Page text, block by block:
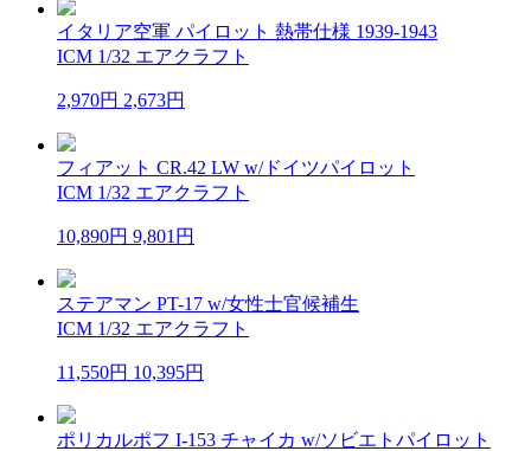
イタリア空軍 パイロット 熱帯仕様 1939-1943
ICM 1/32 エアクラフト
2,970円 2,673円
フィアット CR.42 LW w/ドイツパイロット
ICM 1/32 エアクラフト
10,890円 9,801円
ステアマン PT-17 w/女性士官候補生
ICM 1/32 エアクラフト
11,550円 10,395円
ポリカルポフ I-153 チャイカ w/ソビエトパイロット